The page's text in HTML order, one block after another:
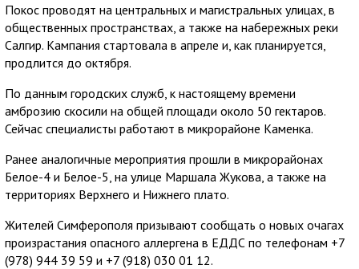
Покос проводят на центральных и магистральных улицах, в
общественных пространствах, а также на набережных реки
Салгир. Кампания стартовала в апреле и, как планируется,
продлится до октября.
По данным городских служб, к настоящему времени
амброзию скосили на общей площади около 50 гектаров.
Сейчас специалисты работают в микрорайоне Каменка.
Ранее аналогичные мероприятия прошли в микрорайонах
Белое-4 и Белое-5, на улице Маршала Жукова, а также на
территориях Верхнего и Нижнего плато.
Жителей Симферополя призывают сообщать о новых очагах
произрастания опасного аллергена в ЕДДС по телефонам +7
(978) 944 39 59 и +7 (918) 030 01 12.